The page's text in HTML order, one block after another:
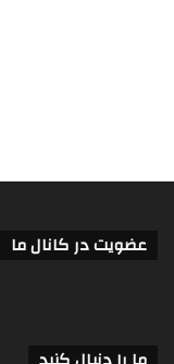
عضویت در کانال ما